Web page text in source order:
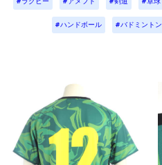
ハンドボール バドミントン